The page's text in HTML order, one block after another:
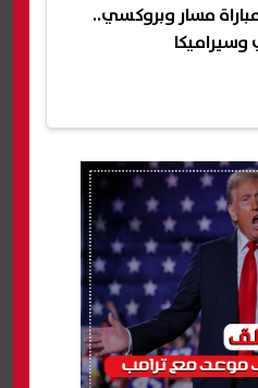
مسار وبروكسي..